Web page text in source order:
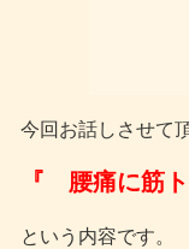
今回お話しさせて
『 腰痛に筋
という内容です。